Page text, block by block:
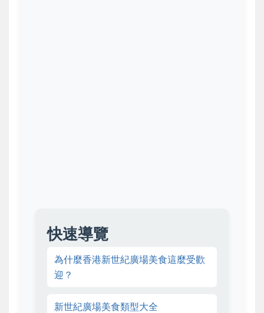
快速導覽
為什麼香港新世紀廣場美食這麼受歡
迎？
新世紀廣場美食類型大全